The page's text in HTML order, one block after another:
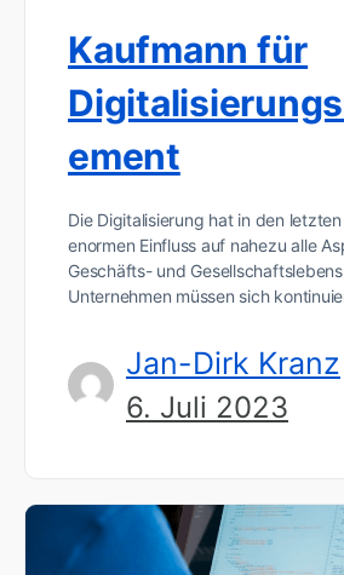
Kaufmann für
ement
Die Digitalisierung hat in den
enormen Einfluss auf nahezu alle
Geschäfts- und
Unternehmen müssen sich
Jan-Dirk Kranz
6. Juli 2023